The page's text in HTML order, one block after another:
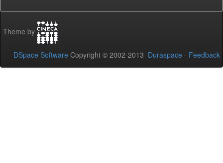
Theme by
DSpace Software Copyright © 2002-2013 Duraspace - Feedback